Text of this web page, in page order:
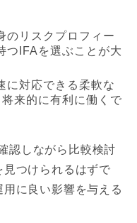
のリスクプロフィー
つIFAを選ぶことが大
に対応できる柔軟な
来的に有利に働くで
認しながら比較検討
つけられるはずで
に良い影響を与える